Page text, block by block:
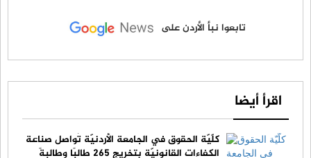
تابعوا نبأ الأردن على
اقرأ أيضا
كلّيّة الحقوق في الجامعة الأردنيّة تُواصل صناعة
الكفاءات القانونيّة بتخريج 265 طالبًا وطالبةً